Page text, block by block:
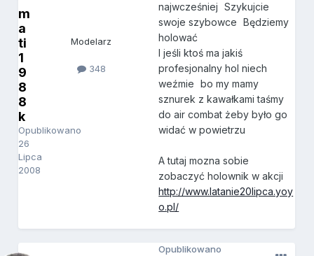
m
a
ti
1
9
8
8
k
Opublikowano
26
Lipca
2008
Modelarz
348
najwcześniej Szykujcie
swoje szybowce Będziemy
holować
I jeśli ktoś ma jakiś
profesjonalny hol niech
weźmie bo my mamy
sznurek z kawałkami taśmy
do air combat żeby było go
widać w powietrzu
A tutaj mozna sobie
zobaczyć holownik w akcji
http://www.latanie20lipca.yoy
o.pl/
Opublikowano